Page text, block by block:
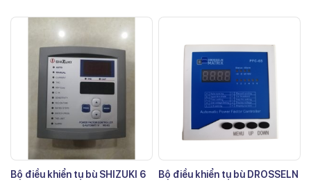
Bộ điều khiển tụ bù SHIZUKI 6
Bộ điều khiển tụ bù DROSSELN